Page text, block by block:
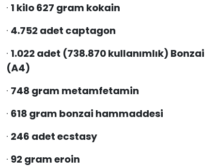
· 1 kilo 627 gram kokain
· 4.752 adet captagon
· 1.022 adet (738.870 kullanımlık) Bonzai
(A4)
· 748 gram metamfetamin
· 618 gram bonzai hammaddesi
· 246 adet ecstasy
· 92 gram eroin